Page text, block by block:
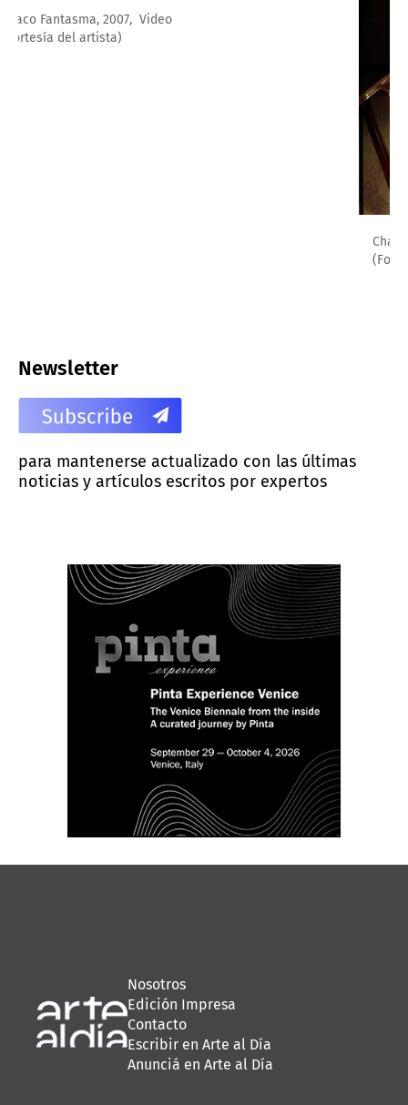
Newsletter
para mantenerse actualizado con las últimas
noticias y artículos escritos por expertos
Nosotros
Edición Impresa
Contacto
Escribir en Arte al Día
Anunciá en Arte al Día